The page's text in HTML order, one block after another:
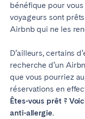
bénéfique pour
voyageurs sont
Airbnb qui ne les
D’ailleurs, certains
recherche d’un
que vous pourriez
réservations en
Êtes-vous prêt ?
anti-allergie.